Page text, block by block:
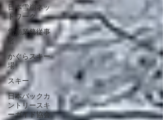
日本雪崩ネッ
トワーク
雪崩業務従事
者
かぐらスキー
場
スキー
日本バックカ
ントリースキ
ーガイド協会